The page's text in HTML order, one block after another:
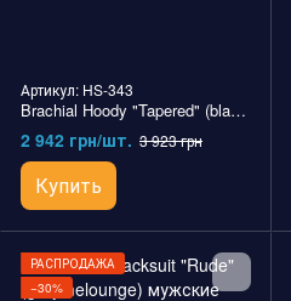
Артикул: HS-343
Brachial Hoody "Tapered" (black) спортивная мужская кофта для бодибилдинга
2 942 грн/шт. 3 923 грн
Купить
РАСПРОДАЖА
−30%